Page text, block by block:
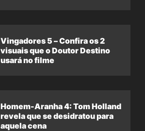
Vingadores 5 – Confira os 2
visuais que o Doutor Destino
usará no filme
Homem-Aranha 4: Tom Holland
revela que se desidratou para
aquela cena